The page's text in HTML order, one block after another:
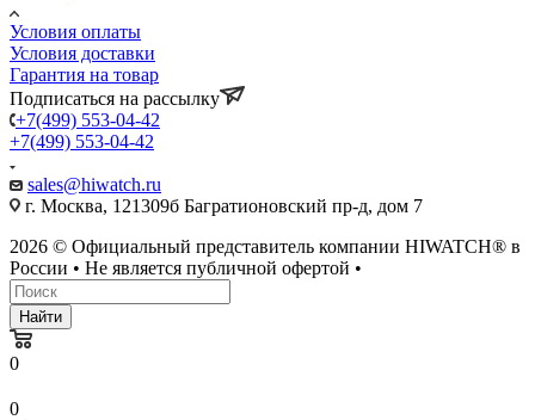
Условия оплаты
Условия доставки
Гарантия на товар
Подписаться на рассылку
+7(499) 553-04-42
+7(499) 553-04-42
sales@hiwatch.ru
г. Москва, 121309б Багратионовский пр-д, дом 7
2026 © Официальный представитель компании HIWATCH® в
России • Не является публичной офертой •
Найти
0
0